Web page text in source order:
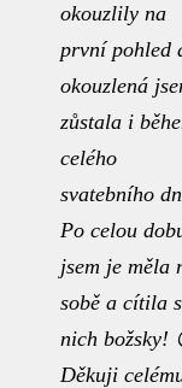
okouzlily na
první pohled
okouzlená
zůstala i
celého
svatebního
Po celou
jsem je měla
sobě a cítila
nich božsky!
Děkuji